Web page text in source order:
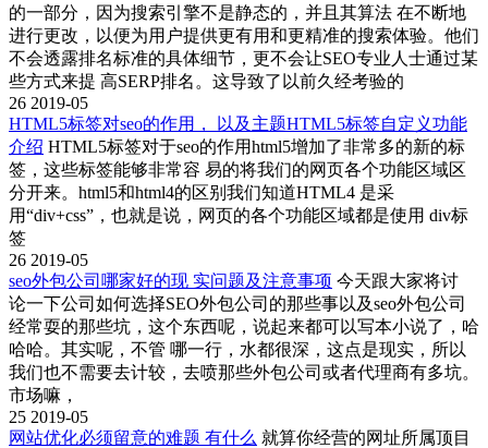
的一部分，因为搜索引擎不是静态的，并且其算法 在不断地
进行更改，以便为用户提供更有用和更精准的搜索体验。他们
不会透露排名标准的具体细节，更不会让SEO专业人士通过某
些方式来提 高SERP排名。这导致了以前久经考验的
26 2019-05
HTML5标签对seo的作用， 以及主题HTML5标签自定义功能
介绍 HTML5标签对于seo的作用html5增加了非常多的新的标
签，这些标签能够非常容 易的将我们的网页各个功能区域区
分开来。html5和html4的区别我们知道HTML4 是采
用“div+css”，也就是说，网页的各个功能区域都是使用 div标
签
26 2019-05
seo外包公司哪家好的现 实问题及注意事项 今天跟大家将讨
论一下公司如何选择SEO外包公司的那些事以及seo外包公司
经常耍的那些坑，这个东西呢，说起来都可以写本小说了，哈
哈哈。其实呢，不管 哪一行，水都很深，这点是现实，所以
我们也不需要去计较，去喷那些外包公司或者代理商有多坑。
市场嘛，
25 2019-05
网站优化必须留意的难题 有什么 就算你经营的网址所属顶目